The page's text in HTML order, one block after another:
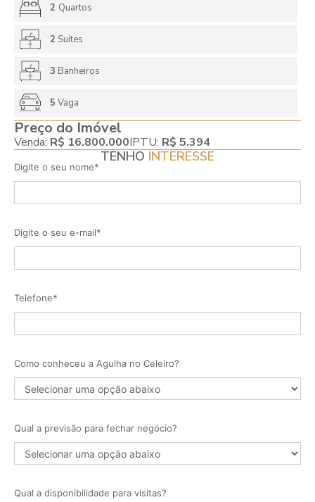
2 Quartos
2 Suites
3 Banheiros
5 Vaga
Preço do Imóvel
Venda: R$ 16.800.000IPTU: R$ 5.394
TENHO INTERESSE
Digite o seu nome*
Digite o seu e-mail*
Telefone*
Como conheceu a Agulha no Celeiro?
Qual a previsão para fechar negócio?
Qual a disponibilidade para visitas?